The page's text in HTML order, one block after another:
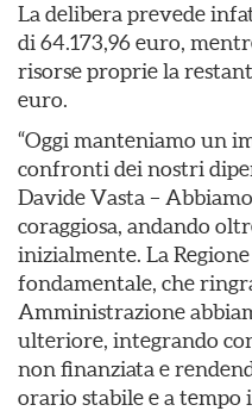
La delibera prevede
di 64.173,96 euro,
risorse proprie la
euro.
“Oggi manteniamo un
confronti dei nostri
Davide Vasta –
coraggiosa, andando
inizialmente. La
fondamentale, che
Amministrazione
ulteriore, integrando
non finanziata e
orario stabile e a tempo